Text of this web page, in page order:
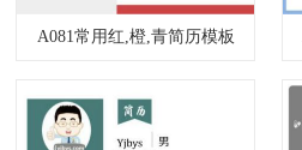
A081常用红,橙,青简历模板